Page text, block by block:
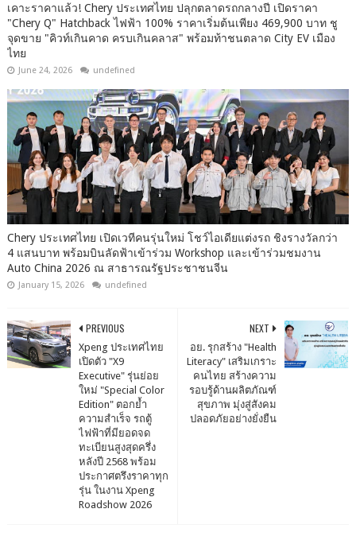
เคาะราคาแล้ว! Chery ประเทศไทย ปลุกตลาดรถกลางปี เปิดราคา
"Chery Q" Hatchback ไฟฟ้า 100% ราคาเริ่มต้นเพียง 469,900 บาท ชู
จุดขาย "คิวท์เกินคาด ครบเกินคลาส" พร้อมท้าชนตลาด City EV เมือง
ไทย
June 24, 2026 undefined
Chery ประเทศไทย เปิดเวทีคนรุ่นใหม่ โชว์ไอเดียแต่งรถ ชิงรางวัลกว่า
4 แสนบาท พร้อมบินลัดฟ้าเข้าร่วม Workshop และเข้าร่วมชมงาน
Auto China 2026 ณ สาธารณรัฐประชาชนจีน
January 15, 2026 undefined
NEXT
อย. รุกสร้าง "Health
Literacy" เสริมเกราะ
คนไทย สร้างความ
รอบรู้ด้านผลิตภัณฑ์
สุขภาพ มุ่งสู่สังคม
ปลอดภัยอย่างยั่งยืน
PREVIOUS
Xpeng ประเทศไทย
เปิดตัว "X9
Executive" รุ่นย่อย
ใหม่ "Special Color
Edition" ตอกย้ำ
ความสำเร็จ รถตู้
ไฟฟ้าที่มียอดจด
ทะเบียนสูงสุดครึ่ง
หลังปี 2568 พร้อม
ประกาศตรึงราคาทุก
รุ่น ในงาน Xpeng
Roadshow 2026